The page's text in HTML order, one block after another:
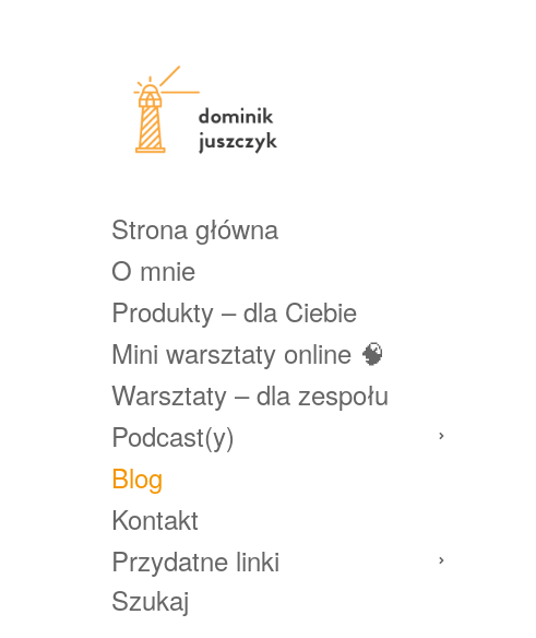
Strona główna
O mnie
Produkty – dla Ciebie
Mini warsztaty online 🧠
Warsztaty – dla zespołu
Podcast(y)
Blog
Kontakt
Przydatne linki
Szukaj